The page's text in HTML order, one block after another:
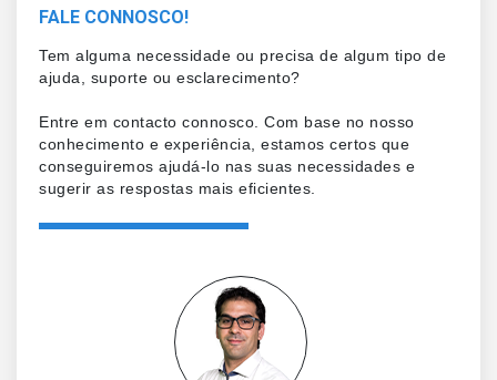
FALE CONNOSCO!
Tem alguma necessidade ou precisa de algum tipo de
ajuda, suporte ou esclarecimento?
Entre em contacto connosco. Com base no nosso
conhecimento e experiência, estamos certos que
conseguiremos ajudá-lo nas suas necessidades e
sugerir as respostas mais eficientes.